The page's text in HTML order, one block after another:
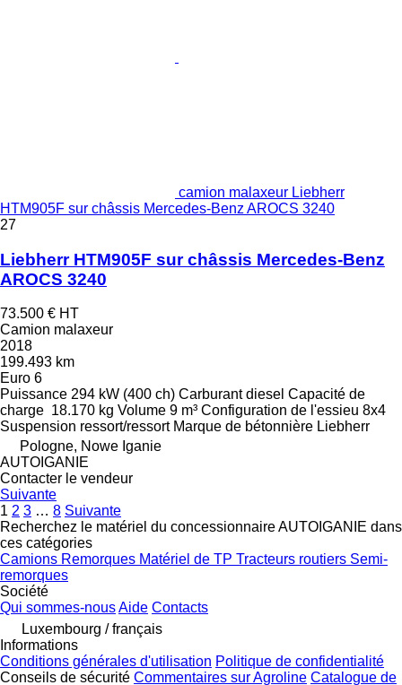
camion malaxeur Liebherr
HTM905F sur châssis Mercedes-Benz AROCS 3240
27
Liebherr HTM905F sur châssis Mercedes-Benz
AROCS 3240
73.500 € HT
Camion malaxeur
2018
199.493 km
Euro 6
Puissance 294 kW (400 ch) Carburant diesel Capacité de
charge 18.170 kg Volume 9 m³ Configuration de l'essieu 8x4
Suspension ressort/ressort Marque de bétonnière Liebherr
Pologne, Nowe Iganie
AUTOIGANIE
Contacter le vendeur
Suivante
1 2 3 … 8 Suivante
Recherchez le matériel du concessionnaire AUTOIGANIE dans
ces catégories
Camions Remorques Matériel de TP Tracteurs routiers Semi-
remorques
Société
Qui sommes-nousAide Contacts
Luxembourg / français
Informations
Conditions générales d'utilisation Politique de confidentialité
Conseils de sécurité Commentaires sur Agroline Catalogue de